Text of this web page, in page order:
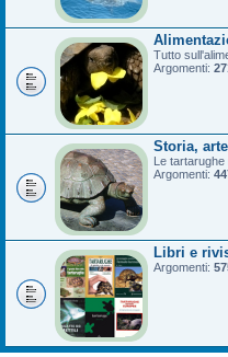
Tutto
Argomenti:
Storia,
Le tartarughe
Argomenti:
Libri e
Argomenti: